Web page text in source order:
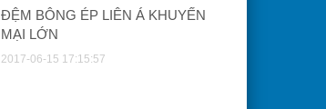
ĐỆM BÔNG ÉP LIÊN Á KHUYẾN
MẠI LỚN
2017-06-15 17:15:57